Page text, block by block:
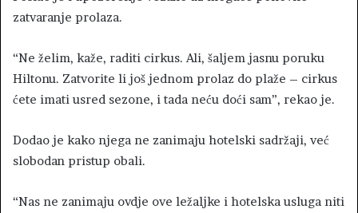
zatvaranje prolaza.
“Ne želim, kaže, raditi cirkus. Ali, šaljem jasnu poruku
Hiltonu. Zatvorite li još jednom prolaz do plaže – cirkus
ćete imati usred sezone, i tada neću doći sam”, rekao je.
Dodao je kako njega ne zanimaju hotelski sadržaji, već
slobodan pristup obali.
“Nas ne zanimaju ovdje ove ležaljke i hotelska usluga niti